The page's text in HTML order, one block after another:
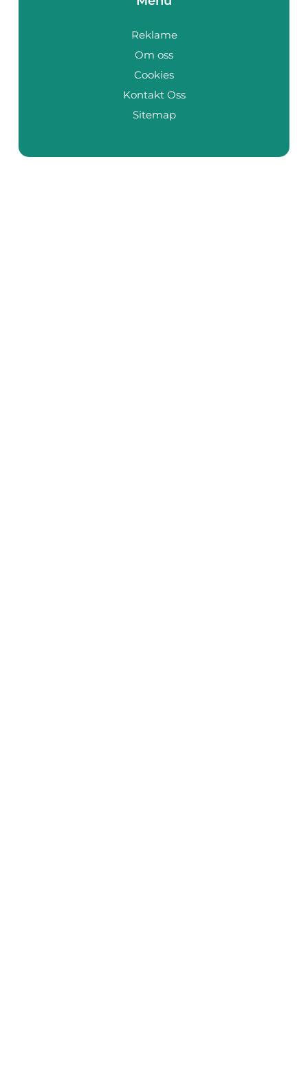
Reklame
Om oss
Cookies
Kontakt Oss
Sitemap